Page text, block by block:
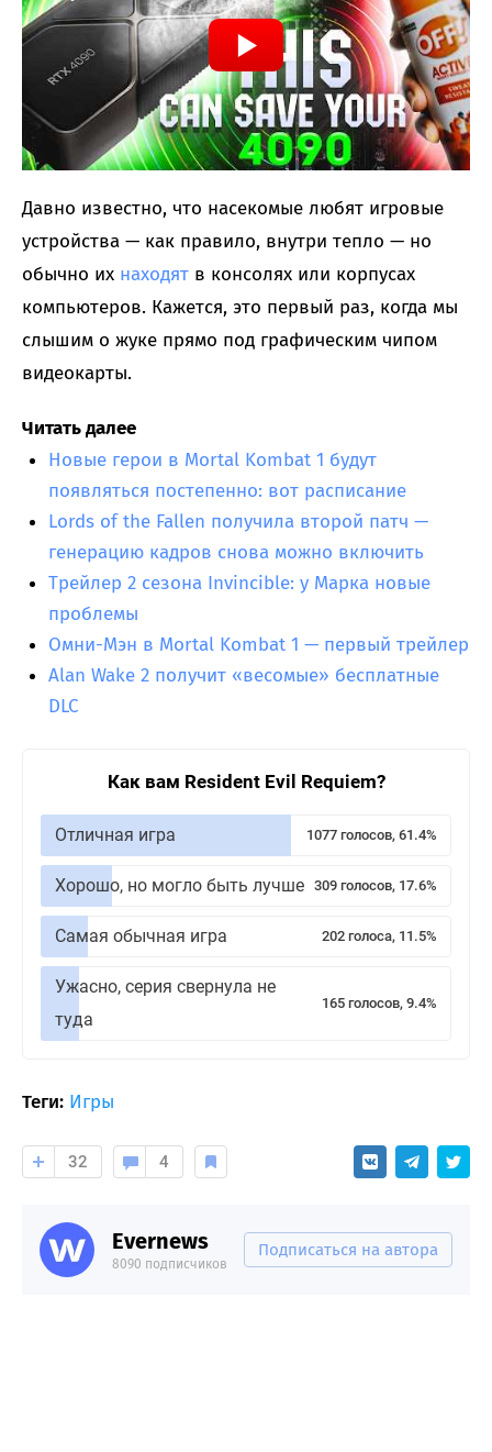
Давно известно, что насекомые любят игровые
устройства — как правило, внутри тепло — но
обычно их находят в консолях или корпусах
компьютеров. Кажется, это первый раз, когда мы
слышим о жуке прямо под графическим чипом
видеокарты.
Читать далее
Новые герои в Mortal Kombat 1 будут
появляться постепенно: вот расписание
Lords of the Fallen получила второй патч —
генерацию кадров снова можно включить
Трейлер 2 сезона Invincible: у Марка новые
проблемы
Омни-Мэн в Mortal Kombat 1 — первый трейлер
Alan Wake 2 получит «весомые» бесплатные
DLC
Как вам Resident Evil Requiem?
Отличная игра 1077 голосов, 61.4%
Хорошо, но могло быть лучше 309 голосов, 17.6%
Самая обычная игра 202 голоса, 11.5%
Ужасно, серия свернула не
туда
165 голосов, 9.4%
Теги: Игры
32 4
Evernews
8090 подписчиков
Подписаться на автора